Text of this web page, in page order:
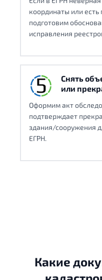
координаты или
подготовим
исправления
Снять
или
Оформим акт
подтверждает
здания/сооружения
ЕГРН.
Какие